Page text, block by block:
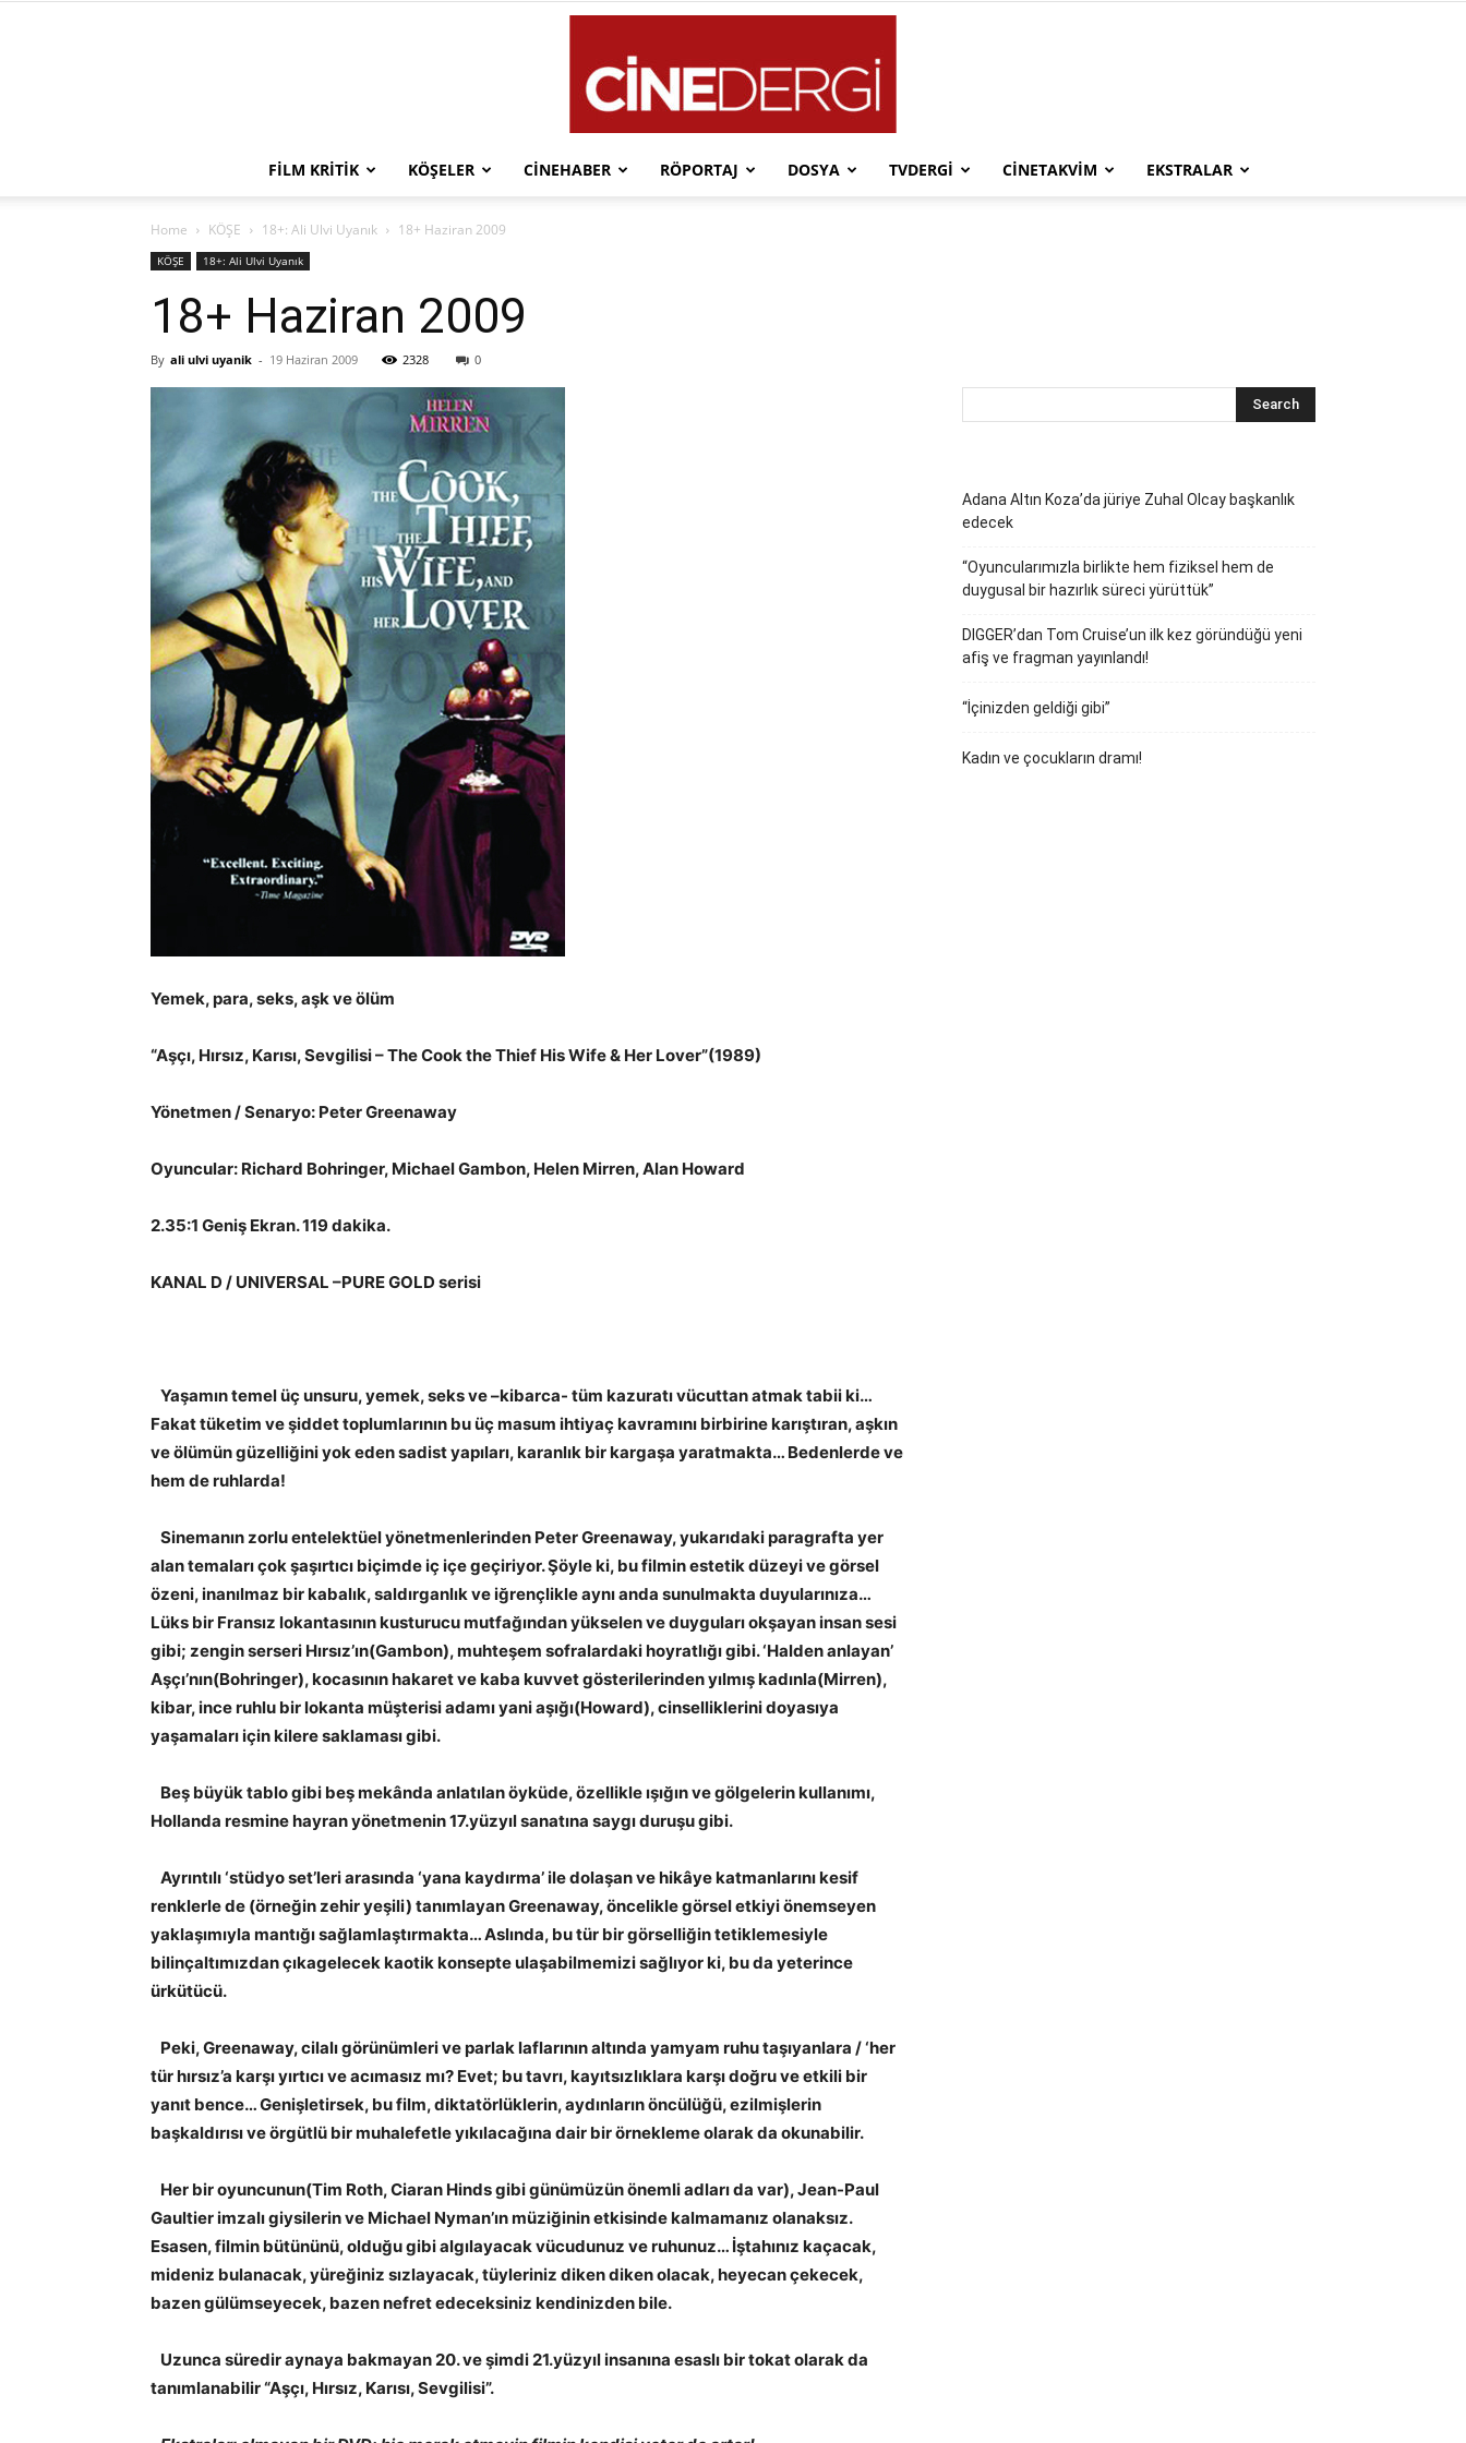
FILM KRITIK KÖŞELER CINEHABER RÖPORTAJ DOSYA TVDERGI CINETAKVIM EKSTRALAR
Home KÖŞE 18+: Ali Ulvi Uyanık 18+ Haziran 2009
KÖŞE 18+: Ali Ulvi Uyanık
18+ Haziran 2009
By ali ulvi uyanik - 19 Haziran 2009 2328 0
Yemek, para, seks, aşk ve ölüm
“Aşçı, Hırsız, Karısı, Sevgilisi – The Cook the Thief His Wife & Her Lover”(1989)
Yönetmen / Senaryo: Peter Greenaway
Oyuncular: Richard Bohringer, Michael Gambon, Helen Mirren, Alan Howard
2.35:1 Geniş Ekran. 119 dakika.
KANAL D / UNIVERSAL –PURE GOLD serisi
Yaşamın temel üç unsuru, yemek, seks ve –kibarca- tüm kazuratı vücuttan atmak tabii ki…
Fakat tüketim ve şiddet toplumlarının bu üç masum ihtiyaç kavramını birbirine karıştıran, aşkın
ve ölümün güzelliğini yok eden sadist yapıları, karanlık bir kargaşa yaratmakta… Bedenlerde ve
hem de ruhlarda!
Sinemanın zorlu entelektüel yönetmenlerinden Peter Greenaway, yukarıdaki paragrafta yer
alan temaları çok şaşırtıcı biçimde iç içe geçiriyor. Şöyle ki, bu filmin estetik düzeyi ve görsel
özeni, inanılmaz bir kabalık, saldırganlık ve iğrençlikle aynı anda sunulmakta duyularınıza…
Lüks bir Fransız lokantasının kusturucu mutfağından yükselen ve duyguları okşayan insan sesi
gibi; zengin serseri Hırsız’ın(Gambon), muhteşem sofralardaki hoyratlığı gibi. ‘Halden anlayan’
Aşçı’nın(Bohringer), kocasının hakaret ve kaba kuvvet gösterilerinden yılmış kadınla(Mirren),
kibar, ince ruhlu bir lokanta müşterisi adamı yani aşığı(Howard), cinselliklerini doyasıya
yaşamaları için kilere saklaması gibi.
Beş büyük tablo gibi beş mekânda anlatılan öyküde, özellikle ışığın ve gölgelerin kullanımı,
Hollanda resmine hayran yönetmenin 17.yüzyıl sanatına saygı duruşu gibi.
Ayrıntılı ‘stüdyo set’leri arasında ‘yana kaydırma’ ile dolaşan ve hikâye katmanlarını kesif
renklerle de (örneğin zehir yeşili) tanımlayan Greenaway, öncelikle görsel etkiyi önemseyen
yaklaşımıyla mantığı sağlamlaştırmakta… Aslında, bu tür bir görselliğin tetiklemesiyle
bilinçaltımızdan çıkagelecek kaotik konsepte ulaşabilmemizi sağlıyor ki, bu da yeterince
ürkütücü.
Peki, Greenaway, cilalı görünümleri ve parlak laflarının altında yamyam ruhu taşıyanlara / ‘her
tür hırsız’a karşı yırtıcı ve acımasız mı? Evet; bu tavrı, kayıtsızlıklara karşı doğru ve etkili bir
yanıt bence… Genişletirsek, bu film, diktatörlüklerin, aydınların öncülüğü, ezilmişlerin
başkaldırısı ve örgütlü bir muhalefetle yıkılacağına dair bir örnekleme olarak da okunabilir.
Her bir oyuncunun(Tim Roth, Ciaran Hinds gibi günümüzün önemli adları da var), Jean-Paul
Gaultier imzalı giysilerin ve Michael Nyman’ın müziğinin etkisinde kalmamanız olanaksız.
Esasen, filmin bütününü, olduğu gibi algılayacak vücudunuz ve ruhunuz… İştahınız kaçacak,
mideniz bulanacak, yüreğiniz sızlayacak, tüyleriniz diken diken olacak, heyecan çekecek,
bazen gülümseyecek, bazen nefret edeceksiniz kendinizden bile.
Uzunca süredir aynaya bakmayan 20. ve şimdi 21.yüzyıl insanına esaslı bir tokat olarak da
tanımlanabilir “Aşçı, Hırsız, Karısı, Sevgilisi”.
Adana Altın Koza’da jüriye Zuhal Olcay başkanlık
edecek
“Oyuncularımızla birlikte hem fiziksel hem de
duygusal bir hazırlık süreci yürüttük”
DIGGER’dan Tom Cruise’un ilk kez göründüğü yeni
afiş ve fragman yayınlandı!
“İçinizden geldiği gibi”
Kadın ve çocukların dramı!